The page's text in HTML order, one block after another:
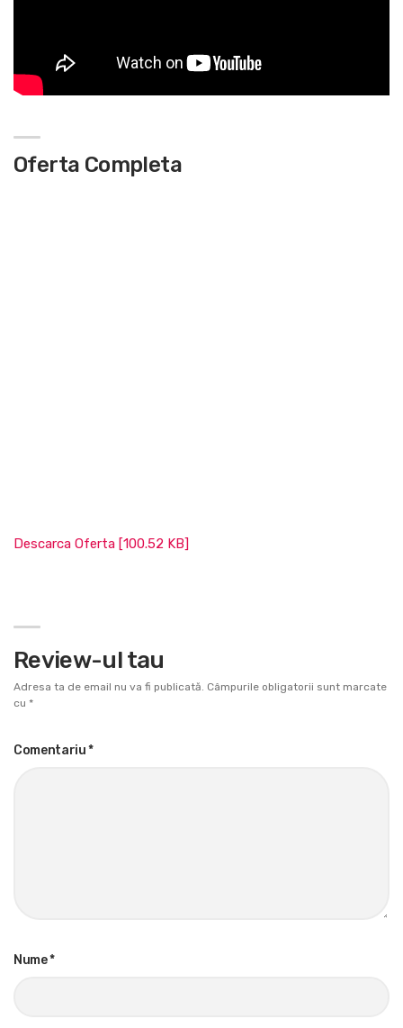
Oferta Completa
Descarca Oferta [100.52 KB]
Review-ul tau
Adresa ta de email nu va fi publicată. Câmpurile obligatorii sunt marcate
cu *
Comentariu*
Nume*